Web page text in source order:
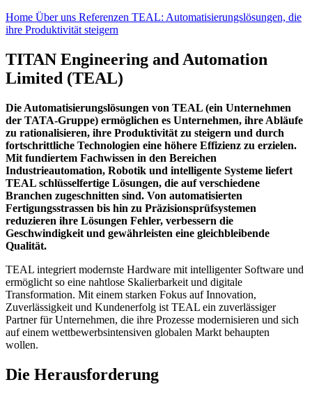
Home Über uns Referenzen TEAL: Automatisierungslösungen, die
ihre Produktivität steigern
TITAN Engineering and Automation
Limited (TEAL)
Die Automatisierungslösungen von TEAL (ein Unternehmen
der TATA-Gruppe) ermöglichen es Unternehmen, ihre Abläufe
zu rationalisieren, ihre Produktivität zu steigern und durch
fortschrittliche Technologien eine höhere Effizienz zu erzielen.
Mit fundiertem Fachwissen in den Bereichen
Industrieautomation, Robotik und intelligente Systeme liefert
TEAL schlüsselfertige Lösungen, die auf verschiedene
Branchen zugeschnitten sind. Von automatisierten
Fertigungsstrassen bis hin zu Präzisionsprüfsystemen
reduzieren ihre Lösungen Fehler, verbessern die
Geschwindigkeit und gewährleisten eine gleichbleibende
Qualität.
TEAL integriert modernste Hardware mit intelligenter Software und
ermöglicht so eine nahtlose Skalierbarkeit und digitale
Transformation. Mit einem starken Fokus auf Innovation,
Zuverlässigkeit und Kundenerfolg ist TEAL ein zuverlässiger
Partner für Unternehmen, die ihre Prozesse modernisieren und sich
auf einem wettbewerbsintensiven globalen Markt behaupten
wollen.
Die Herausforderung